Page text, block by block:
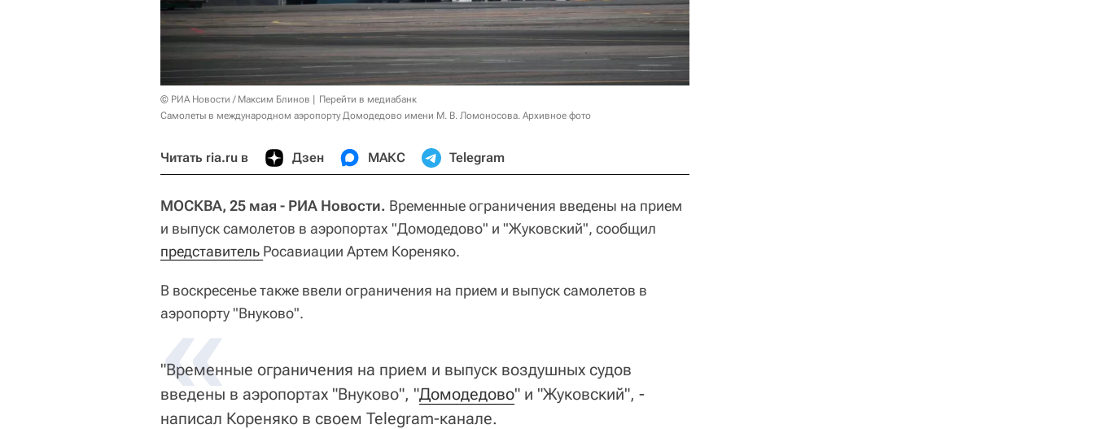
© РИА Новости / Максим Блинов
Перейти в медиабанк
Самолеты в международном аэропорту Домодедово имени М. В. Ломоносова. Архивное фото
Читать ria.ru в Дзен МАКС Telegram
МОСКВА, 25 мая - РИА Новости. Временные ограничения введены на прием
и выпуск самолетов в аэропортах "Домодедово" и "Жуковский", сообщил
представитель Росавиации Артем Кореняко.
В воскресенье также ввели ограничения на прием и выпуск самолетов в
аэропорту "Внуково".
«
"Временные ограничения на прием и выпуск воздушных судов
введены в аэропортах "Внуково", "Домодедово" и "Жуковский", -
написал Кореняко в своем Telegram-канале.